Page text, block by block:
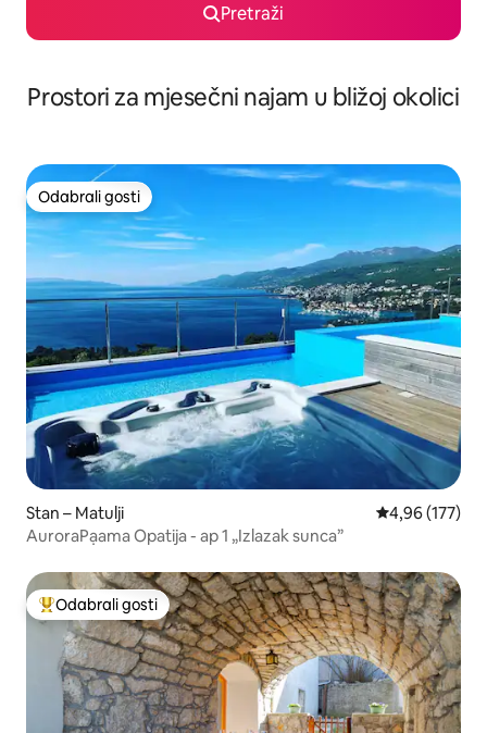
Pretraži
Prostori za mjesečni najam u bližoj okolici
Odabrali gosti
Odabrali gosti
Stan – Matulji Prosječna
4,96 (177)
AuroraPạama Opatija - ap 1 „Izlazak sunca”
Među najviše rangiranima s oznakom „Odabrali gosti”
Odabrali gosti